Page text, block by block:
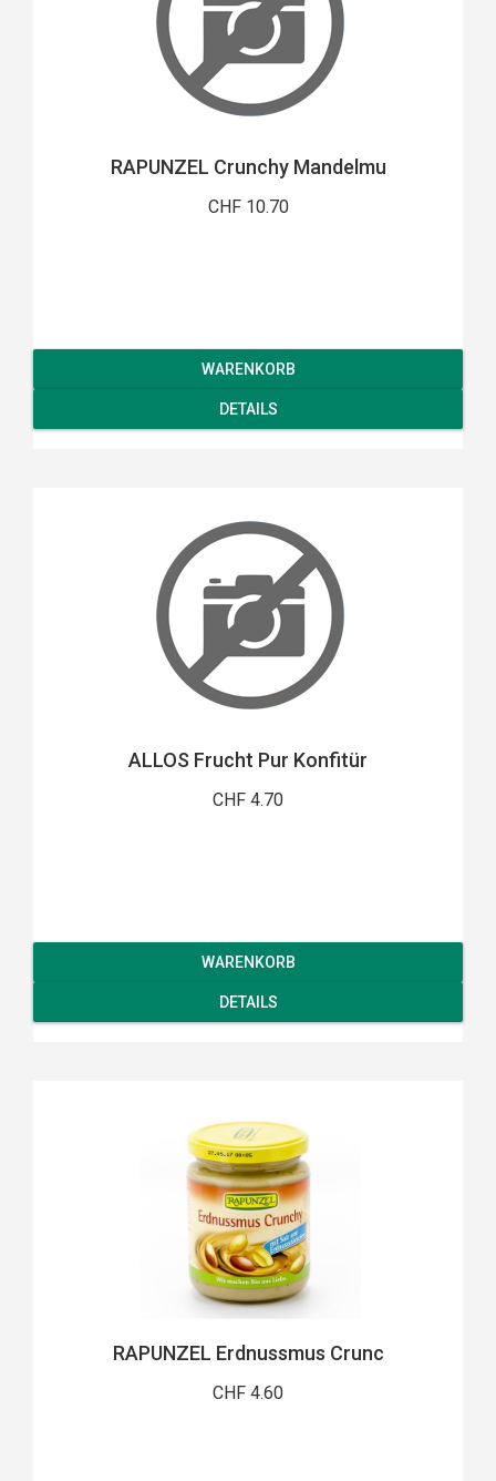
RAPUNZEL Crunchy Mandelmu
CHF 10.70
WARENKORB
DETAILS
ALLOS Frucht Pur Konfitür
CHF 4.70
WARENKORB
DETAILS
RAPUNZEL Erdnussmus Crunc
CHF 4.60